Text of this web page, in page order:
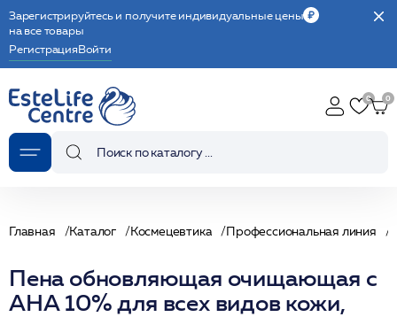
Зарегистрируйтесь и получите индивидуальные цены
на все товары
РегистрацияВойти
Главная Каталог Космецевтика Профессиональная линия
Пена обновляющая очищающая с
АНА 10% для всех видов кожи,